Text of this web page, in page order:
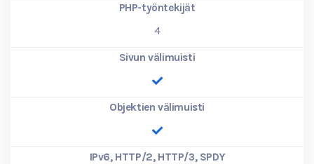
PHP-työntekijät
4
Sivun välimuisti
Objektien välimuisti
IPv6, HTTP/2, HTTP/3, SPDY